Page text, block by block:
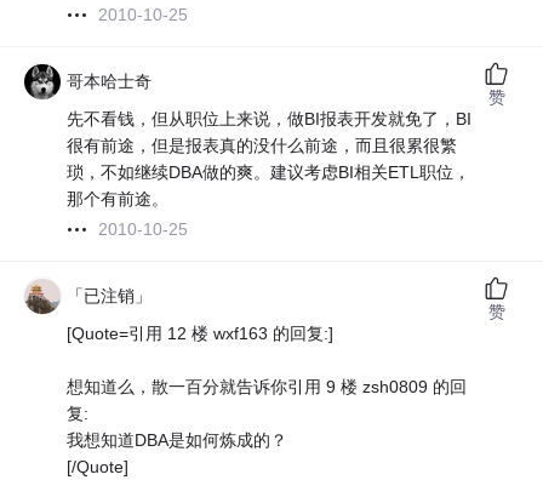
2010-10-25
哥本哈士奇
先不看钱，但从职位上来说，做BI报表开发就免了，BI
很有前途，但是报表真的没什么前途，而且很累很繁
琐，不如继续DBA做的爽。建议考虑BI相关ETL职位，
那个有前途。
2010-10-25
赞
「已注销」
[Quote=引用 12 楼 wxf163 的回复:]
想知道么，散一百分就告诉你引用 9 楼 zsh0809 的回
复:
我想知道DBA是如何炼成的？
[/Quote]
赞